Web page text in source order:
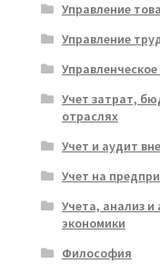
Управление
Управление
Учет затрат,
отраслях
Учет и аудит
Учет на
Учета, анализ
экономики
Философия